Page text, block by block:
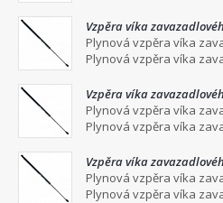
Vzpěra víka
Plynová vzpěra víka
Plynová vzpěra víka
Vzpěra víka
Plynová vzpěra víka
Plynová vzpěra víka
Vzpěra víka
Plynová vzpěra víka
Plynová vzpěra víka